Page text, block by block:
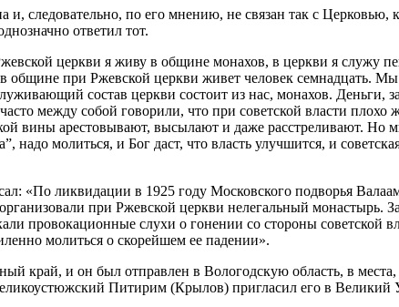
следовательно, по его мнению, не связан так с Церковью,
ответил тот.
церкви я живу в общине монахов, в церкви я служу
при Ржевской церкви живет человек семнадцать.
состав церкви состоит из нас, монахов. Деньги,
между собой говорили, что при советской власти плохо
вины арестовывают, высылают и даже расстреливают. Но
молиться, и Бог даст, что власть улучшится, и
«По ликвидации в 1925 году Московского подворья
при Ржевской церкви нелегальный монастырь.
провокационные слухи о гонении со стороны советской
молиться о скорейшем ее падении».
край, и он был отправлен в Вологодскую область, в
Питирим (Крылов) пригласил его в